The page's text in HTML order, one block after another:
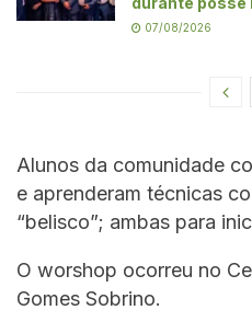
07/08/2026
Alunos da comunidade
e aprenderam técnicas
“belisco”; ambas para
O worshop ocorreu no
Gomes Sobrino.